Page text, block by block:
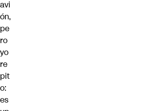
avi
ón,
pe
ro
yo
re
pit
o:
es